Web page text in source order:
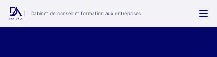
Cabinet de conseil et formation aux entreprises